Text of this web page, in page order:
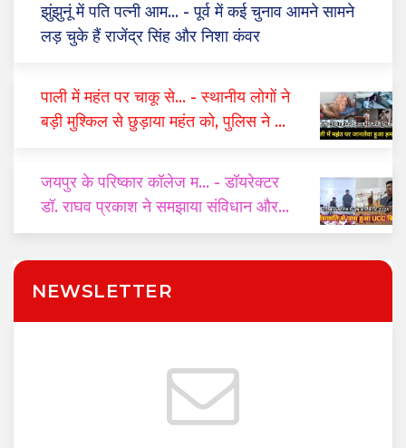
झुंझुनूं में पति पत्नी आम... - पूर्व में कई चुनाव आमने सामने
लड़ चुके हैं राजेंद्र सिंह और निशा कंवर
पाली में महंत पर चाकू से... - स्थानीय लोगों ने
बड़ी मुश्किल से छुड़ाया महंत को, पुलिस ने दो
जयपुर के परिष्कार कॉलेज म... - डॉयरेक्टर
डॉ. राघव प्रकाश ने समझाया संविधान और
यूसीसी का महत्व
NEWSLETTER